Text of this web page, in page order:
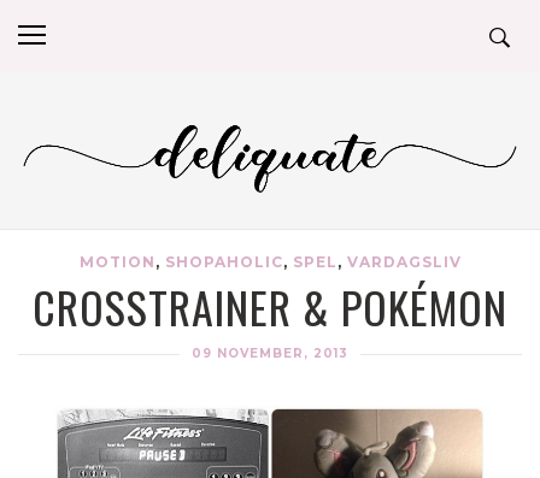
MOTION , SHOPAHOLIC, SPEL , VARDAGSLIV
CROSSTRAINER & POKÉMON
09 NOVEMBER, 2013